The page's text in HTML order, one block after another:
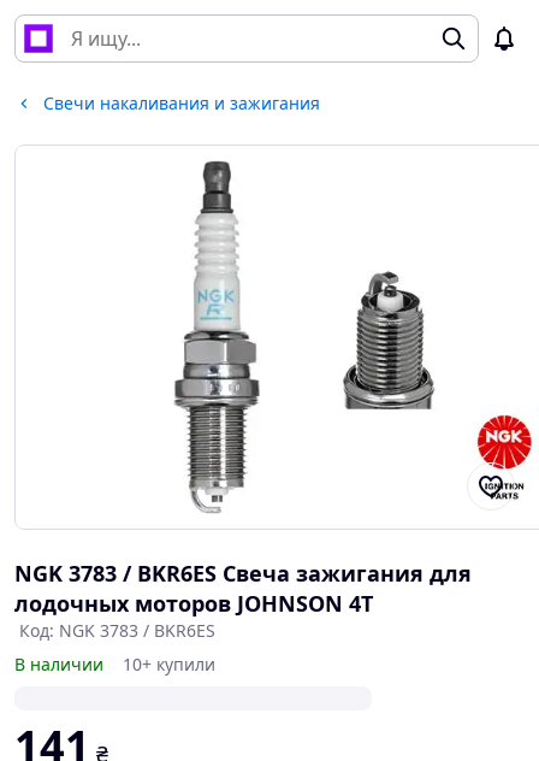
Свечи накаливания и зажигания
NGK 3783 / BKR6ES Свеча зажигания для
лодочных моторов JOHNSON 4T
Код: NGK 3783 / BKR6ES
В наличии
10+ купили
141 ₴